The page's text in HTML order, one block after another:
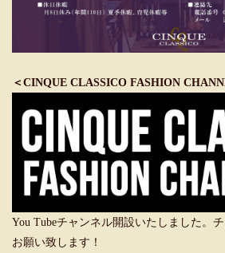
＜CINQUE CLASSICO FASHION
You Tubeチャンネル開設いたしました。
お願い致します！